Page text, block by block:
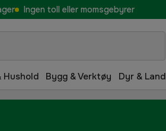
Ingen toll eller momsgebyrer
Hushold Bygg & Verktøy Dyr &